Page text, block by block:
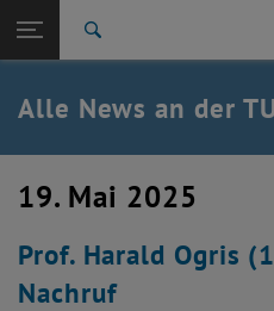
TU Login
Quicklinks
Quicklinks-Menü umschalten
Studium
Karriere
Zurück: Subseiten von TU Wien
Zurück zur letzten Ebene:
TU Wien Startseite
Übersicht
Alle News an der
19. Mai 2025
Prof. Harald Ogris
Nachruf